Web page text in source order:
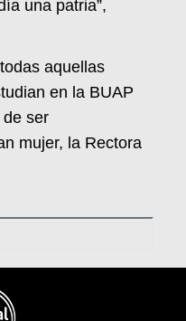
una patria”,
aquellas
en la BUAP
ser
mujer, la Rectora